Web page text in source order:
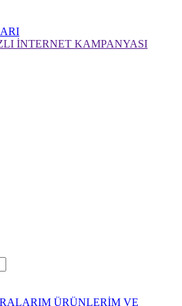
İNTERNET KAMPANYASI
ÜRÜNLERİM VE